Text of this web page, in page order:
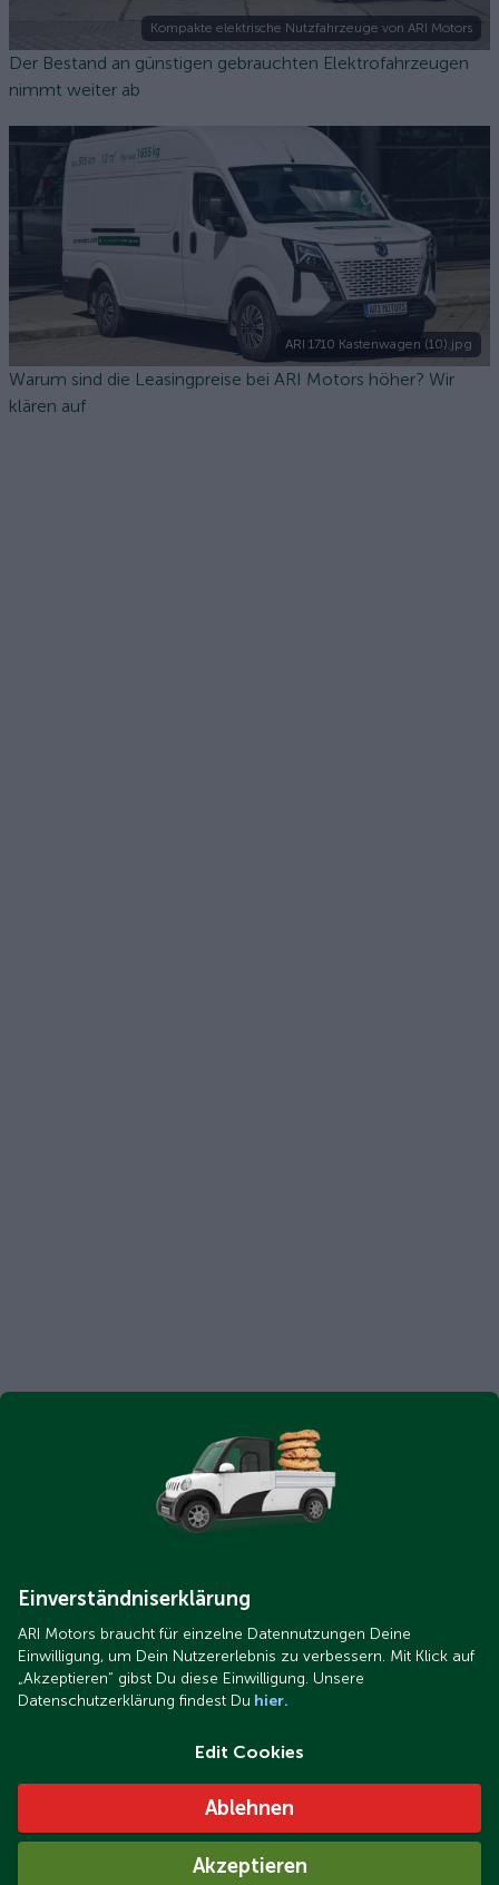
Kompakte elektrische Nutzfahrzeuge von ARI Motors
Der Bestand an günstigen gebrauchten Elektrofahrzeugen
nimmt weiter ab
ARI 1710 Kastenwagen (10).jpg
Warum sind die Leasingpreise bei ARI Motors höher? Wir
klären auf
Einverständniserklärung
ARI Motors braucht für einzelne Datennutzungen Deine
Einwilligung, um Dein Nutzererlebnis zu verbessern. Mit Klick auf
„Akzeptieren“ gibst Du diese Einwilligung. Unsere
Datenschutzerklärung findest Du hier.
Edit Cookies
Ablehnen
Akzeptieren